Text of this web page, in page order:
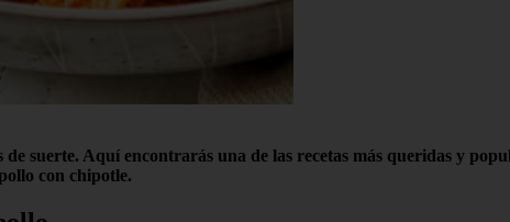
suerte. Aquí encontrarás una de las recetas más queridas y
con chipotle.